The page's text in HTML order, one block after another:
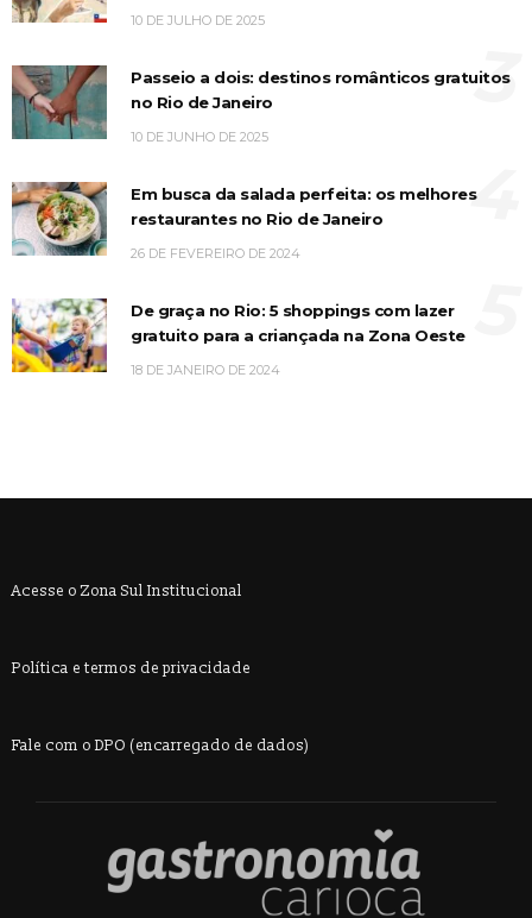
10 DE JULHO DE 2025
Passeio a dois: destinos românticos gratuitos
no Rio de Janeiro
10 DE JUNHO DE 2025
3
Em busca da salada perfeita: os melhores
restaurantes no Rio de Janeiro
26 DE FEVEREIRO DE 2024
4
De graça no Rio: 5 shoppings com lazer
gratuito para a criançada na Zona Oeste
18 DE JANEIRO DE 2024
Acesse o Zona Sul Institucional
Política e termos de privacidade
Fale com o DPO (encarregado de dados)